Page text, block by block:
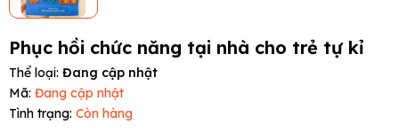
Phục hồi chức năng tại nhà cho trẻ tự kỉ
Thể loại: Đang cập nhật
Mã: Đang cập nhật
Tình trạng: Còn hàng